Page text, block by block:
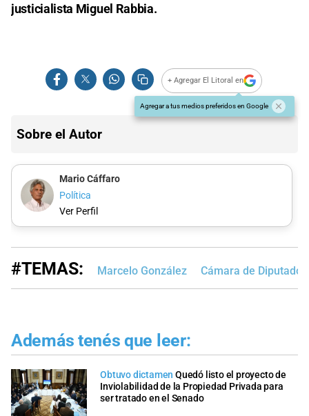
justicialista Miguel Rabbia.
+ Agregar El Litoral en
Agregar a tus medios preferidos en Google
Sobre el Autor
Mario Cáffaro
Política
Ver Perfil
#TEMAS: Marcelo González Cámara de
Además tenés que leer:
Obtuvo dictamen Quedó listo el proyecto de
Inviolabilidad de la Propiedad Privada para
ser tratado en el Senado